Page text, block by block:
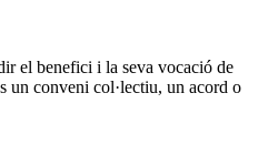
el benefici i la seva vocació de
un conveni col·lectiu, un acord o